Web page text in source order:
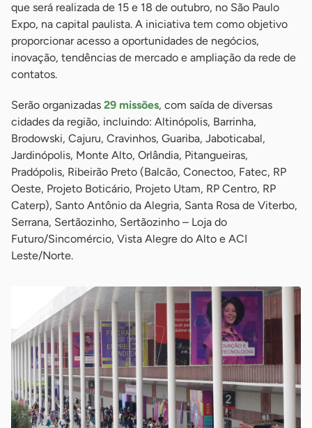
que será realizada de 15 e 18 de outubro, no São Paulo
Expo, na capital paulista. A iniciativa tem como objetivo
proporcionar acesso a oportunidades de negócios,
inovação, tendências de mercado e ampliação da rede de
contatos.
Serão organizadas 29 missões, com saída de diversas
cidades da região, incluindo: Altinópolis, Barrinha,
Brodowski, Cajuru, Cravinhos, Guariba, Jaboticabal,
Jardinópolis, Monte Alto, Orlândia, Pitangueiras,
Pradópolis, Ribeirão Preto (Balcão, Conectoo, Fatec, RP
Oeste, Projeto Boticário, Projeto Utam, RP Centro, RP
Caterp), Santo Antônio da Alegria, Santa Rosa de Viterbo,
Serrana, Sertãozinho, Sertãozinho – Loja do
Futuro/Sincomércio, Vista Alegre do Alto e ACI
Leste/Norte.